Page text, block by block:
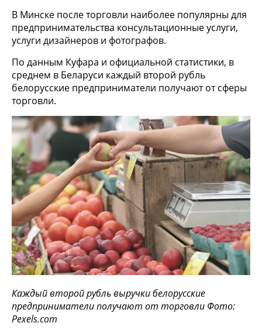
В Минске после торговли наиболее популярны для
предпринимательства консультационные услуги,
услуги дизайнеров и фотографов.
По данным Куфара и официальной статистики, в
среднем в Беларуси каждый второй рубль
белорусские предприниматели получают от сферы
торговли.
Каждый второй рубль выручки белорусские
предприниматели получают от торговли Фото:
Pexels.com